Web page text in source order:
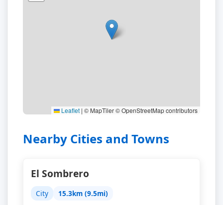
Leaflet | © MapTiler © OpenStreetMap contributors
Nearby Cities and Towns
El Sombrero
City
15.3km (9.5mi)